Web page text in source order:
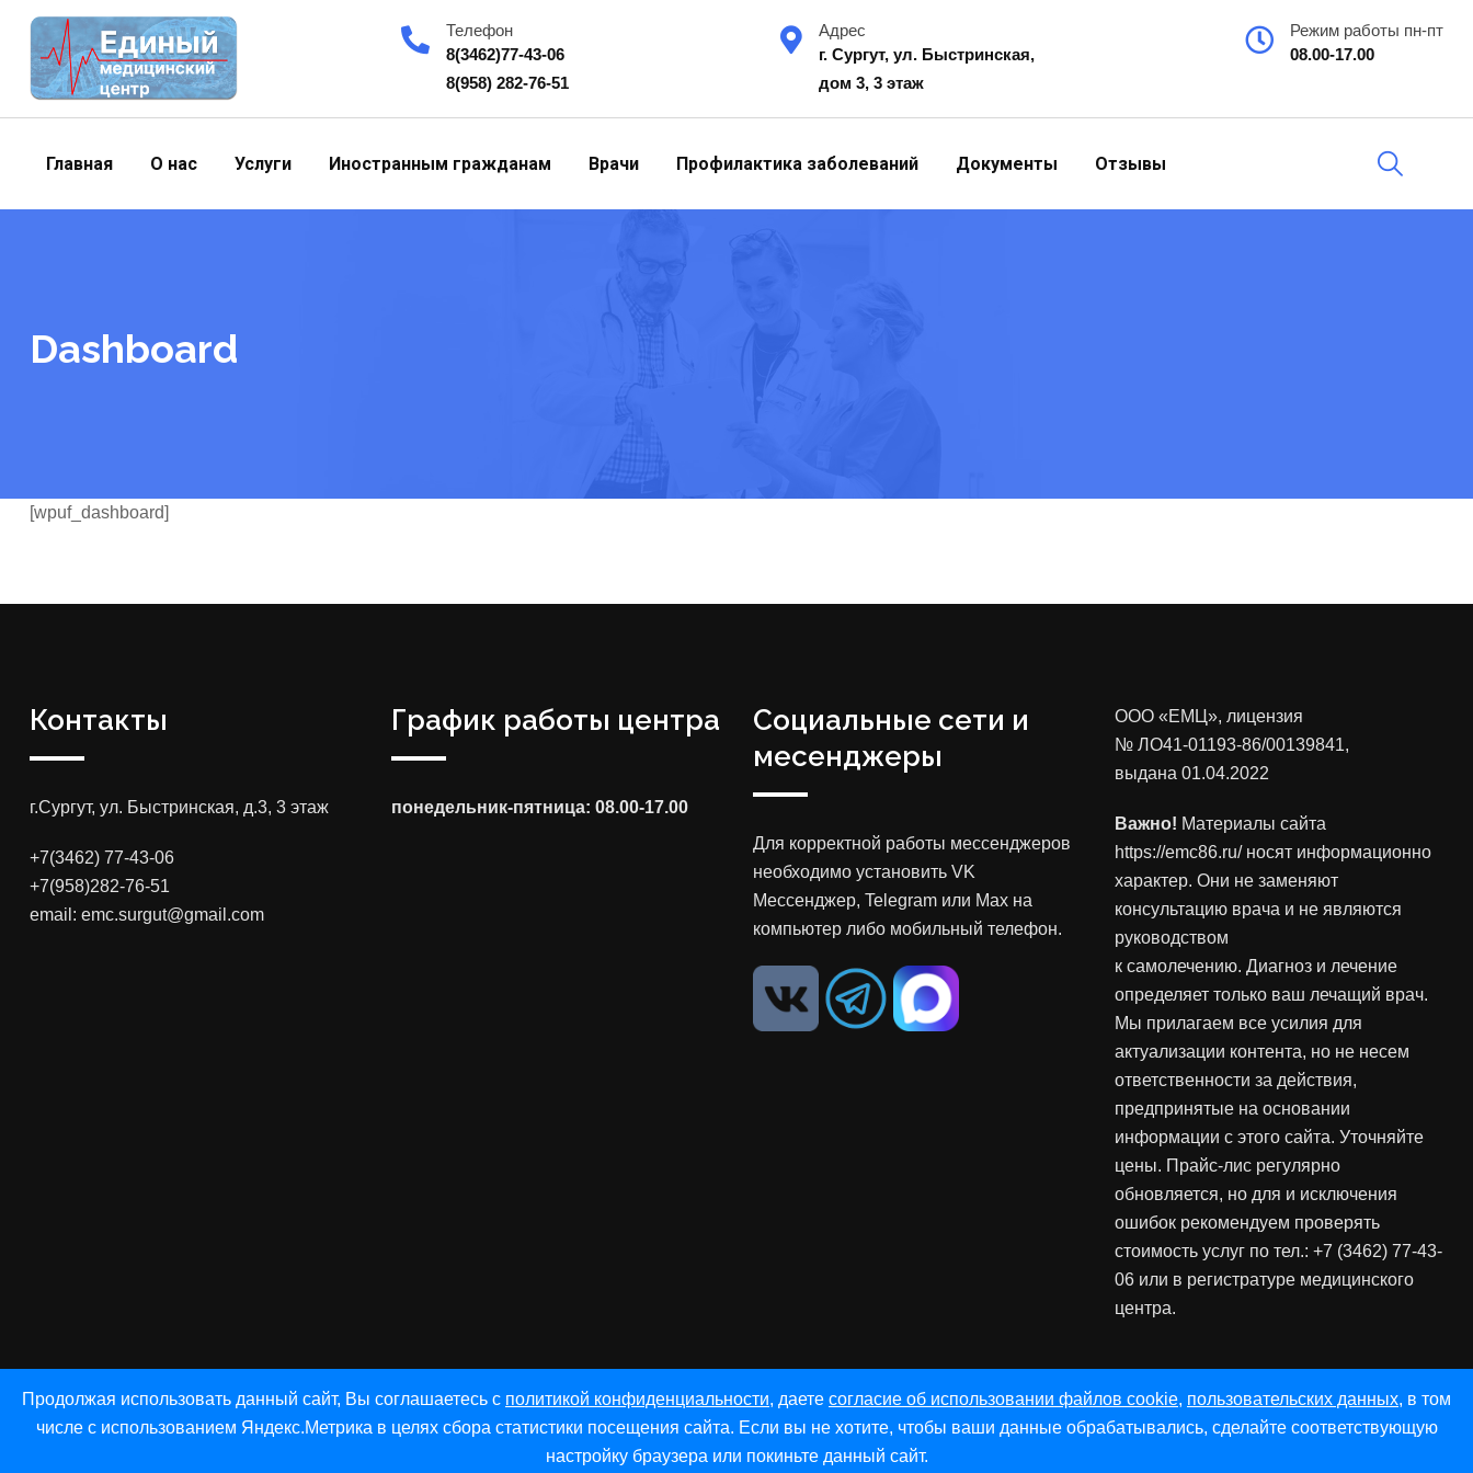
content
Телефон
8(3462)77-43-06
8(958) 282-76-51
Адрес
г. Сургут, ул. Быстринская,
дом 3, 3 этаж
Режим работы пн-пт
08.00-17.00
Главная О нас Услуги Иностранным гражданам Врачи Профилактика заболеваний Документы Отзывы
Dashboard
[wpuf_dashboard]
Контакты
г.Сургут, ул. Быстринская, д.3, 3 этаж
+7(3462) 77-43-06
+7(958)282-76-51
email: emc.surgut@gmail.com
График работы центра
понедельник-пятница: 08.00-17.00
Социальные сети и
месенджеры
Для корректной работы мессенджеров
необходимо установить VK
Мессенджер, Telegram или Max на
компьютер либо мобильный телефон.
ООО «ЕМЦ», лицензия
№ ЛО41-01193-86/00139841,
выдана 01.04.2022
Важно! Материалы сайта
https://emc86.ru/ носят информационно
характер. Они не заменяют
консультацию врача и не являются
руководством
к самолечению. Диагноз и лечение
определяет только ваш лечащий врач.
Мы прилагаем все усилия для
актуализации контента, но не несем
ответственности за действия,
предпринятые на основании
информации с этого сайта. Уточняйте
цены. Прайс-лис регулярно
обновляется, но для и исключения
ошибок рекомендуем проверять
стоимость услуг по тел.: +7 (3462) 77-43-
06 или в регистратуре медицинского
центра.
Продолжая использовать данный сайт, Вы соглашаетесь с политикой конфиденциальности, даете согласие об использовании файлов cookie, пользовательских данных, в том
числе с использованием Яндекс.Метрика в целях сбора статистики посещения сайта. Если вы не хотите, чтобы ваши данные обрабатывались, сделайте соответствующую
настройку браузера или покиньте данный сайт.